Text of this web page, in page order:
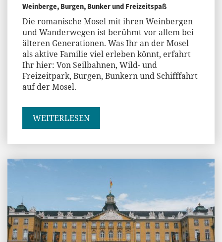
Weinberge, Burgen, Bunker und Freizeitspaß
Die romanische Mosel mit ihren Weinbergen
und Wanderwegen ist berühmt vor allem bei
älteren Generationen. Was Ihr an der Mosel
als aktive Familie viel erleben könnt, erfahrt
Ihr hier: Von Seilbahnen, Wild- und
Freizeitpark, Burgen, Bunkern und Schifffahrt
auf der Mosel.
WEITERLESEN